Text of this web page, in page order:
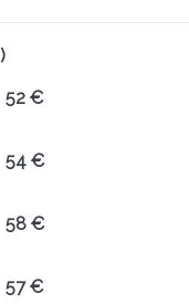
52 €
54 €
58 €
57 €